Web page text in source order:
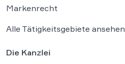
Markenrecht
Alle Tätigkeitsgebiete ansehen
Die Kanzlei